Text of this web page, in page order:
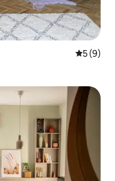
5 av 5 i
5 (9)